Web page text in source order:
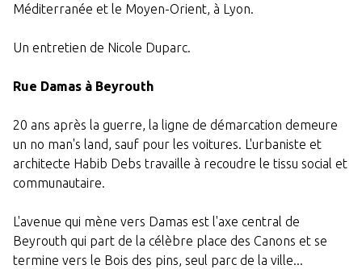
Méditerranée et le Moyen-Orient, à Lyon.
Un entretien de Nicole Duparc.
Rue Damas à Beyrouth
20 ans après la guerre, la ligne de démarcation demeure
un no man's land, sauf pour les voitures. L'urbaniste et
architecte Habib Debs travaille à recoudre le tissu social et
communautaire.
L'avenue qui mène vers Damas est l'axe central de
Beyrouth qui part de la célèbre place des Canons et se
termine vers le Bois des pins, seul parc de la ville...